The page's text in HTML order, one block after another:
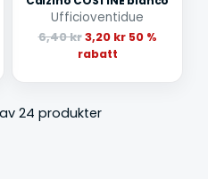
Ufficioventidue
Ordinarie
6,40 kr3,20 kr 50 %
rabatt
24 produkter